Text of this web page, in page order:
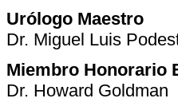
Urólogo Maestro
Dr. Miguel Luis
Miembro Honorario
Dr. Howard Goldman